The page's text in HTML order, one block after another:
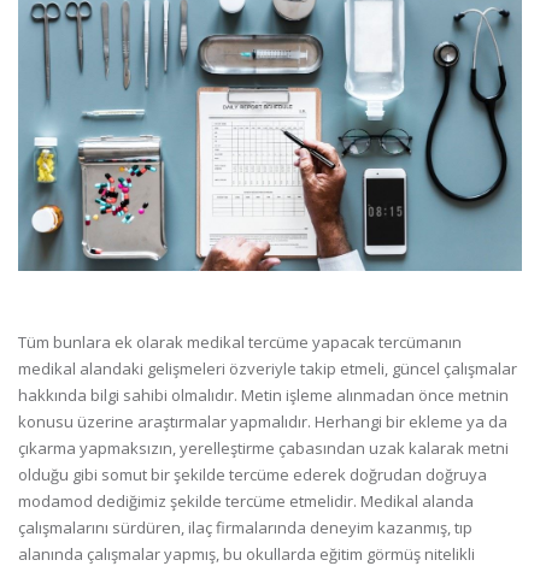
Tüm bunlara ek olarak medikal tercüme yapacak tercümanın
medikal alandaki gelişmeleri özveriyle takip etmeli, güncel çalışmalar
hakkında bilgi sahibi olmalıdır. Metin işleme alınmadan önce metnin
konusu üzerine araştırmalar yapmalıdır. Herhangi bir ekleme ya da
çıkarma yapmaksızın, yerelleştirme çabasından uzak kalarak metni
olduğu gibi somut bir şekilde tercüme ederek doğrudan doğruya
modamod dediğimiz şekilde tercüme etmelidir. Medikal alanda
çalışmalarını sürdüren, ilaç firmalarında deneyim kazanmış, tıp
alanında çalışmalar yapmış, bu okullarda eğitim görmüş nitelikli